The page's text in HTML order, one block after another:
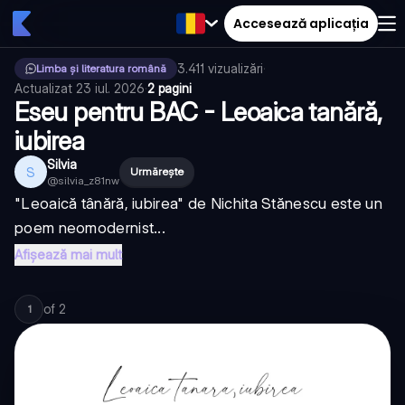
Accesează aplicația
Limba și literatura română 3.411 vizualizări·
Actualizat 23 iul. 2026·2 pagini
Eseu pentru BAC - Leoaica tanără,
iubirea
S Silvia
@silvia_z81nw
Urmărește
"Leoaică tânără, iubirea" de Nichita Stănescu este un
poem neomodernist...
Afișează mai mult
1 of 2